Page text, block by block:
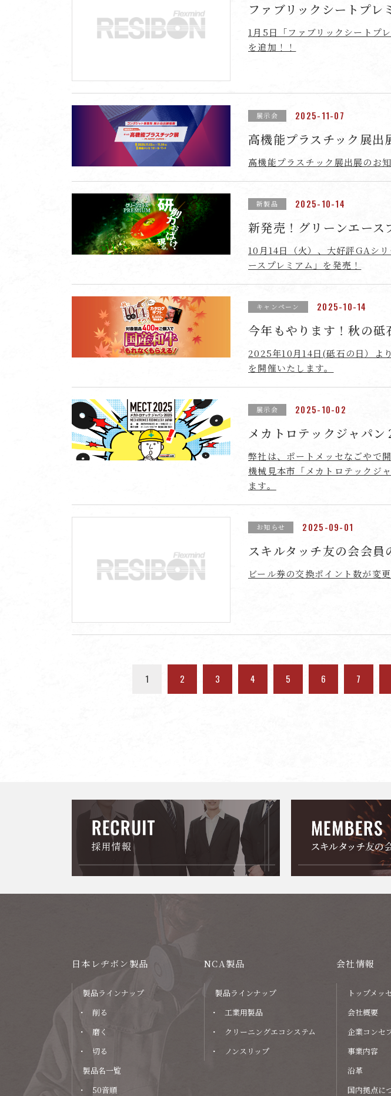
ファブリックシートプレ
1月5日「ファブリックシートプ
を追加！！
展示会 2025-11-07
高機能プラスチック展出
高機能プラスチック展出展のお
新製品 2025-10-14
新発売！グリーンエース
10月14日（火）、大好評GAシ
ースプレミアム」を発売！
キャンペーン 2025-10-14
今年もやります！秋の砥
2025年10月14日(砥石の日）よ
を開催いたします。
展示会 2025-10-02
メカトロテックジャパ
弊社は、ポートメッセなごやで
機械見本市「メカトロテックジ
ます。
お知らせ 2025-09-01
スキルタッチ友の会会
ビール券の交換ポイント数が変更
1 2 3 4 5 6 7
日本レヂボン製品
製品ラインナップ
削る
磨く
切る
製品名一覧
50音順
NCA製品
製品ラインナップ
工業用製品
クリーニングエコシステム
ノンスリップ
会社情報
トップメッ
会社概要
企業コンセ
事業内容
沿革
国内拠点に